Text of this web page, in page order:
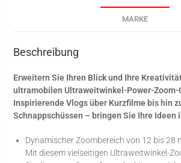
MARKE
Beschreibung
Erweitern Sie Ihren Blick und Ihre
ultramobilen Ultraweitwinkel-Power-Zoom-
Inspirierende Vlogs über Kurzfilme bis hin
Schnappschüssen – bringen Sie Ihre Ideen
Dynamischer Zoombereich von 12 bis 28
Mit diesem vielseitigen Ultraweitwinkel-